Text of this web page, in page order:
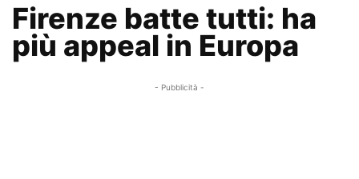
Firenze batte tutti: ha
più appeal in Europa
- Pubblicità -